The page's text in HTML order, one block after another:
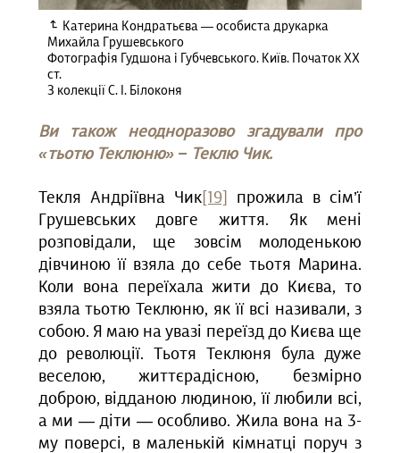
Катерина Кондратьєва — особиста друкарка
Михайла Грушевського
Фотографія Гудшона і Губчевського. Київ. Початок ХХ
ст.
З колекції С. І. Білоконя
Ви також неодноразово згадували про
«тьотю Теклюню» − Теклю Чик.
Текля Андріївна Чик[19]
прожила в сім’ї
Грушевських довге життя. Як мені
розповідали, ще зовсім молоденькою
дівчиною її взяла до себе тьотя Марина.
Коли вона переїхала жити до Києва, то
взяла тьотю Теклюню, як її всі називали, з
собою. Я маю на увазі переїзд до Києва ще
до революції. Тьотя Теклюня була дуже
веселою, життєрадісною, безмірно
доброю, відданою людиною, її любили всі,
а ми — діти — особливо. Жила вона на 3-
му поверсі, в маленькій кімнатці поруч з